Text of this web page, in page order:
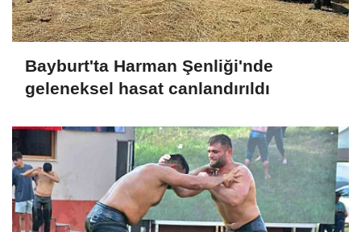
Bayburt'ta Harman Şenliği'nde
geleneksel hasat canlandırıldı